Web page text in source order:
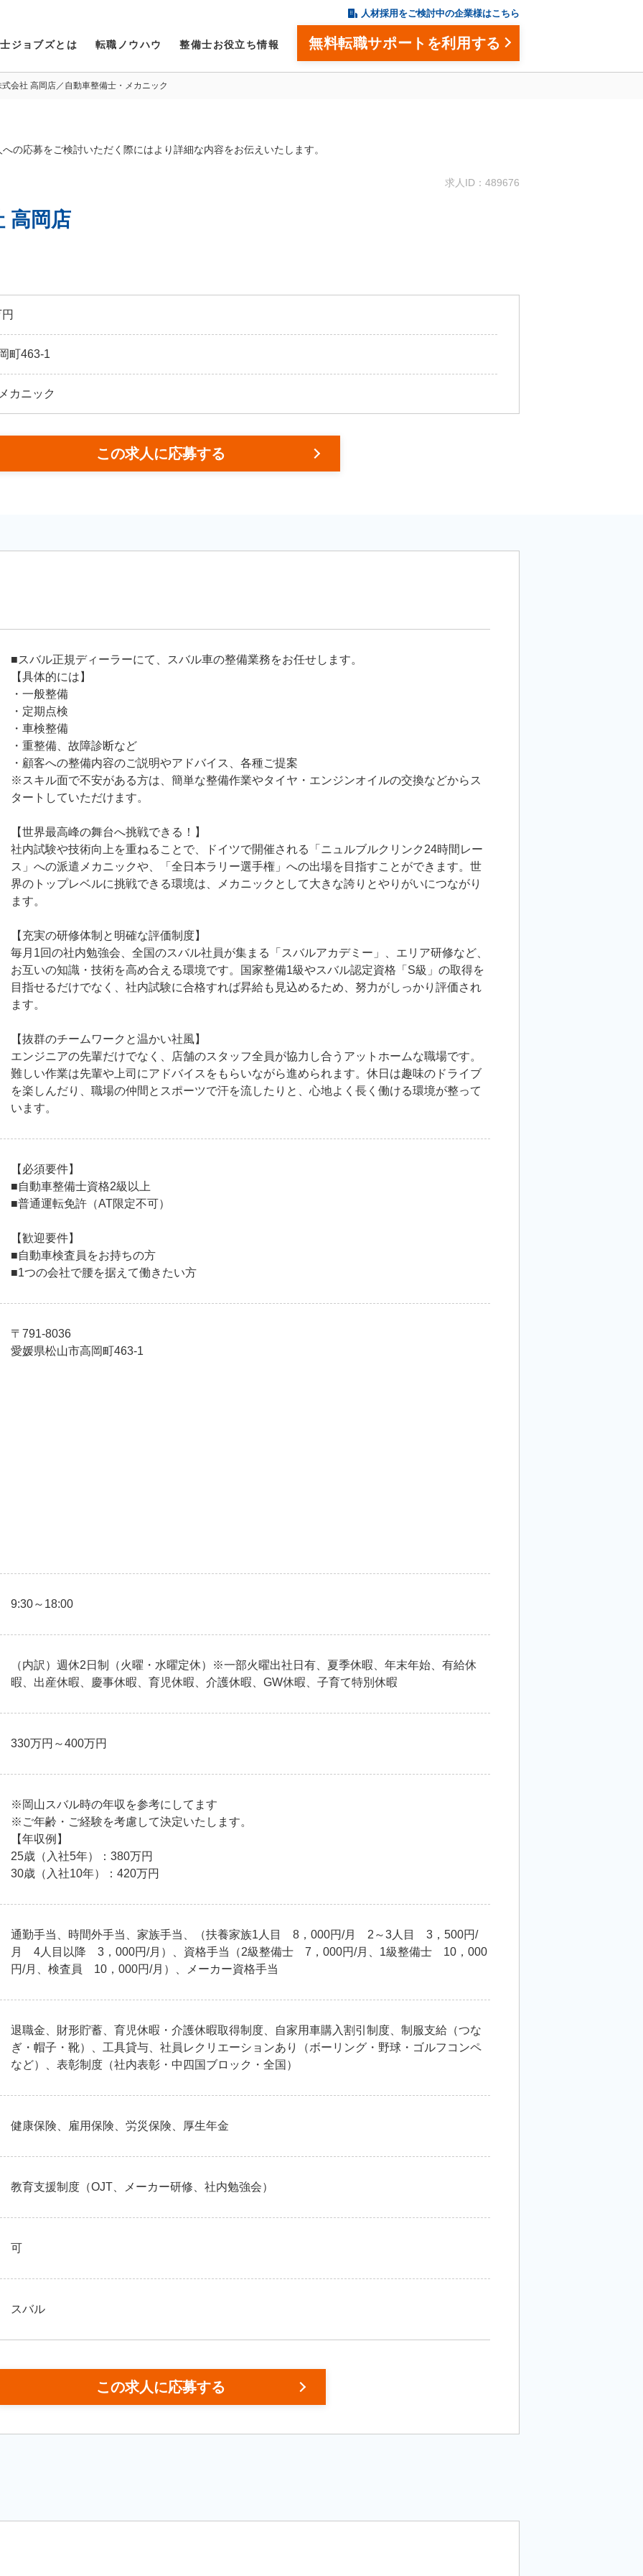
人材採用をご検討中の企業様はこちら
ジョブズとは 転職ノウハウ 整備士お役立ち情報 無料転職サポートを利用する
会社 高岡店／自動車整備士・メカニック
の応募をご検討いただく際にはより詳細な内容をお伝えいたします。
求人ID：489676
高岡店
町463-1
カニック
この求人に応募する
■スバル正規ディーラーにて、スバル車の整備業務をお任せします。
【具体的には】
・一般整備
・定期点検
・車検整備
・重整備、故障診断など
・顧客への整備内容のご説明やアドバイス、各種ご提案
※スキル面で不安がある方は、簡単な整備作業やタイヤ・エンジンオイルの交換などからス
タートしていただけます。
【世界最高峰の舞台へ挑戦できる！】
社内試験や技術向上を重ねることで、ドイツで開催される「ニュルブルクリンク24時間レー
ス」への派遣メカニックや、「全日本ラリー選手権」への出場を目指すことができます。世
界のトップレベルに挑戦できる環境は、メカニックとして大きな誇りとやりがいにつながり
ます。
【充実の研修体制と明確な評価制度】
毎月1回の社内勉強会、全国のスバル社員が集まる「スバルアカデミー」、エリア研修など、
お互いの知識・技術を高め合える環境です。国家整備1級やスバル認定資格「S級」の取得を
目指せるだけでなく、社内試験に合格すれば昇給も見込めるため、努力がしっかり評価され
ます。
【抜群のチームワークと温かい社風】
エンジニアの先輩だけでなく、店舗のスタッフ全員が協力し合うアットホームな職場です。
難しい作業は先輩や上司にアドバイスをもらいながら進められます。休日は趣味のドライブ
を楽しんだり、職場の仲間とスポーツで汗を流したりと、心地よく長く働ける環境が整って
います。
【必須要件】
■自動車整備士資格2級以上
■普通運転免許（AT限定不可）
【歓迎要件】
■自動車検査員をお持ちの方
■1つの会社で腰を据えて働きたい方
〒791-8036
愛媛県松山市高岡町463-1
9:30～18:00
（内訳）週休2日制（火曜・水曜定休）※一部火曜出社日有、夏季休暇、年末年始、有給休
暇、出産休暇、慶事休暇、育児休暇、介護休暇、GW休暇、子育て特別休暇
330万円～400万円
※岡山スバル時の年収を参考にしてます
※ご年齢・ご経験を考慮して決定いたします。
【年収例】
25歳（入社5年）：380万円
30歳（入社10年）：420万円
通勤手当、時間外手当、家族手当、（扶養家族1人目 8，000円/月 2～3人目 3，500円/
月 4人目以降 3，000円/月）、資格手当（2級整備士 7，000円/月、1級整備士 10，000
円/月、検査員 10，000円/月）、メーカー資格手当
退職金、財形貯蓄、育児休暇・介護休暇取得制度、自家用車購入割引制度、制服支給（つな
ぎ・帽子・靴）、工具貸与、社員レクリエーションあり（ボーリング・野球・ゴルフコンペ
など）、表彰制度（社内表彰・中四国ブロック・全国）
健康保険、雇用保険、労災保険、厚生年金
教育支援制度（OJT、メーカー研修、社内勉強会）
可
スバル
この求人に応募する